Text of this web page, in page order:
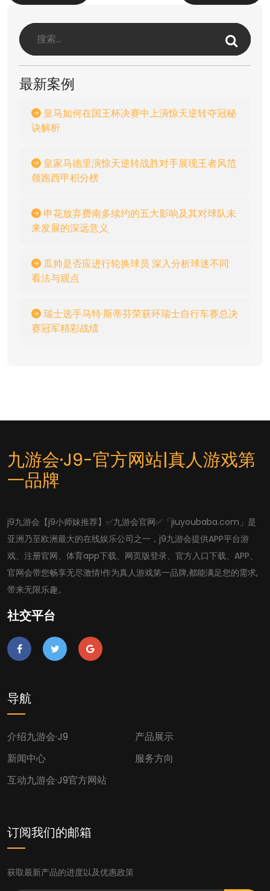
最新案例
皇马如何在国王杯决赛中上演惊天逆转夺冠秘
诀解析
皇家马德里演惊天逆转战胜对手展现王者风范
领跑西甲积分榜
申花放弃费南多续约的五大影响及其对球队未
来发展的深远意义
瓜帅是否应进行轮换球员 深入分析球迷不同
看法与观点
瑞士选手马特·斯蒂芬荣获环瑞士自行车赛总决
赛冠军精彩战绩
九游会·J9-官方网站|真人游戏第
一品牌
j9九游会【j9小师妹推荐】✅九游会官网✅「jiuyoubaba.com」是
亚洲乃至欧洲最大的在线娱乐公司之一，j9九游会提供APP平台游
戏、注册官网、体育app下载、网页版登录、官方入口下载、APP、
官网会带您畅享无尽激情!作为真人游戏第一品牌,都能满足您的需求,
带来无限乐趣。
社交平台
导航
介绍九游会·J9
产品展示
新闻中心
服务方向
互动九游会·j9官方网站
订阅我们的邮箱
获取最新产品的进度以及优惠政策